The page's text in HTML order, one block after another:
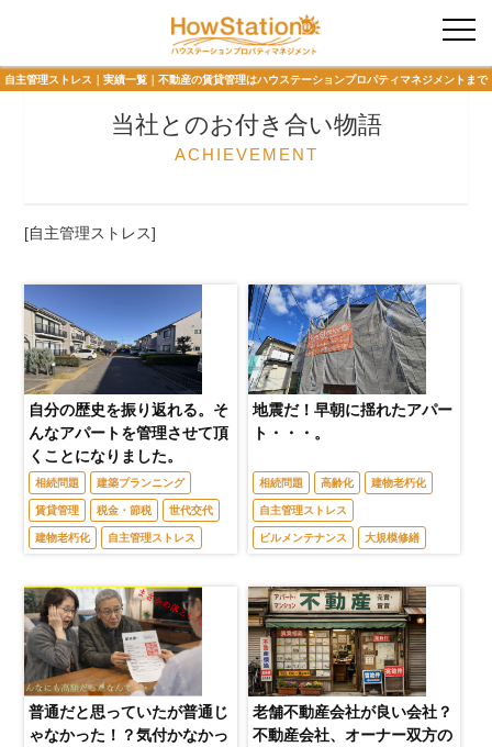
入居者様専用
自主管理ストレス｜実績一覧｜不動産の賃貸管理はハウステーションプロパティマネジメントまで
当社とのお付き合い物語
ACHIEVEMENT
[自主管理ストレス]
自分の歴史を振り返れる。そ
んなアパートを管理させて頂
くことになりました。
相続問題 建築プランニング
賃貸管理 税金・節税 世代交代
建物老朽化 自主管理ストレス
地震だ！早朝に揺れたアパー
ト・・・。
相続問題 高齢化 建物老朽化
自主管理ストレス
ビルメンテナンス 大規模修繕
普通だと思っていたが普通じ
ゃなかった！？気付かなかっ
老舗不動産会社が良い会社？
不動産会社、オーナー双方の